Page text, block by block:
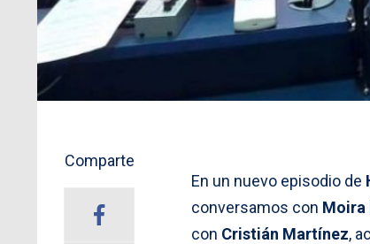
Comparte
En un nuevo episodio de
conversamos con Moira
con Cristián Martínez,